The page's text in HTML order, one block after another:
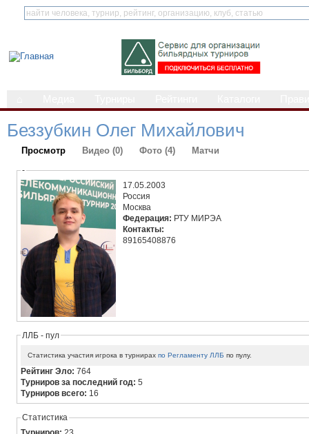
Беззубкин Олег Михайлович
Просмотр Видео (0) Фото (4) Матчи
-
17.05.2003
Россия
Москва
Федерация: РТУ МИРЭА
Контакты:
89165408876
ЛЛБ - пул
Статистика участия игрока в турнирахпо Регламенту ЛЛБ по пулу.
Рейтинг Эло:764
Турниров за последний год:5
Турниров всего: 16
Статистика